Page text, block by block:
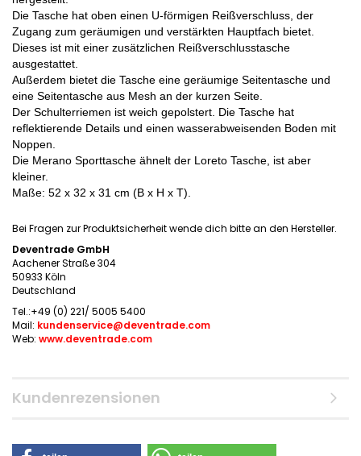
Die Tasche hat oben einen U-förmigen Reißverschluss, der
Zugang zum geräumigen und verstärkten Hauptfach bietet.
Dieses ist mit einer zusätzlichen Reißverschlusstasche
ausgestattet.
Außerdem bietet die Tasche eine geräumige Seitentasche und
eine Seitentasche aus Mesh an der kurzen Seite.
Der Schulterriemen ist weich gepolstert. Die Tasche hat
reflektierende Details und einen wasserabweisenden Boden mit
Noppen.
Die Merano Sporttasche ähnelt der Loreto Tasche, ist aber
kleiner.
Maße: 52 x 32 x 31 cm (B x H x T).
Bei Fragen zur Produktsicherheit wende dich bitte an den Hersteller.
Deventrade GmbH
Aachener Straße 304
50933 Köln
Deutschland
Tel.:+49 (0) 221/ 5005 5400
Mail: kundenservice@deventrade.com
Web: www.deventrade.com
Kundenrezensionen